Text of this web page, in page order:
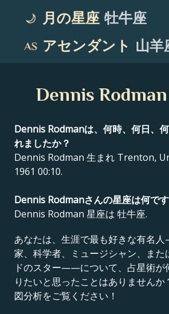
月の星座 牡牛座
アセンダント 山羊
Dennis Rodman
Dennis Rodmanは、何時、何日、
れましたか？
Dennis Rodman 生まれ Trenton,
1961 00:10.
Dennis Rodmanさんの星座は何です
Dennis Rodman 星座は 牡牛座.
あなたは、生涯で最も好きな有名
家、科学者、ミュージシャン、また
ドのスター——について、占星術が
りたいと思ったことはありませんか
図分析をご覧ください！